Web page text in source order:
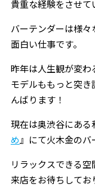
貴重な経験をさせて
バーテンダーは様
面白い仕事です。
昨年は人生観が変わ
モデルももっと突
んばります！
現在は奥渋谷にあ
め』にて火木金のバ
リラックスできる
来店をお待ちしてお